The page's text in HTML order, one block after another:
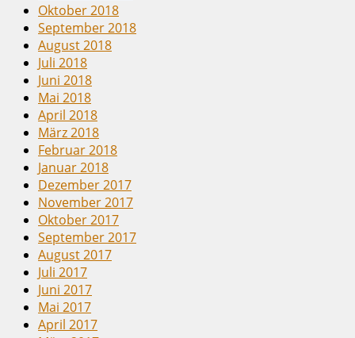
Oktober 2018
September 2018
August 2018
Juli 2018
Juni 2018
Mai 2018
April 2018
März 2018
Februar 2018
Januar 2018
Dezember 2017
November 2017
Oktober 2017
September 2017
August 2017
Juli 2017
Juni 2017
Mai 2017
April 2017